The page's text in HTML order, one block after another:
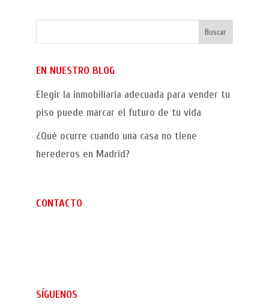
EN NUESTRO BLOG
Elegir la inmobiliaria adecuada para vender tu
piso puede marcar el futuro de tu vida
¿Qué ocurre cuando una casa no tiene
herederos en Madrid?
CONTACTO
SÍGUENOS